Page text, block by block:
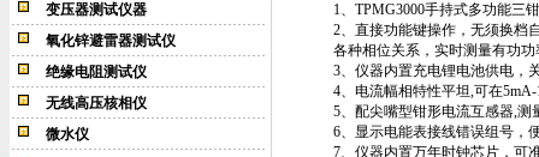
变压器测试仪器
氧化锌避雷器测试仪
绝缘电阻测试仪
无线高压核相仪
微水仪
1、TPMG3000手持式多功能三
2、直接功能键操作，无须换档
各种相位关系，实时测量有功
3、仪器内置充电锂电池供电，
4、电流幅相特性平坦,可在
5、配尖嘴型钳形电流互感器,
6、显示电能表接线错误组号，
7、仪器内置万年时钟芯片，可